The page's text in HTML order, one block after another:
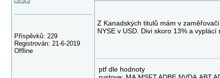
Příspěvků: 229
Registrován: 21-6-2019
Offline
Z Kanadských titulů mám v
NYSE v USD. Divi skoro 13% a vyplácí
ptf dle hodnoty